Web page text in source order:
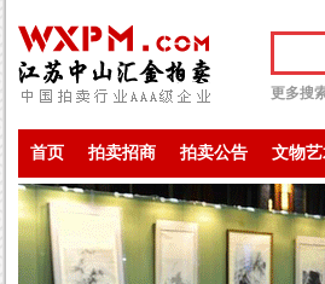
更多搜
首页 拍卖招商 拍卖公告 文物